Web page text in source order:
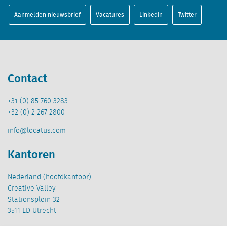
Aanmelden nieuwsbrief Vacatures Linkedin Twitter
Contact
+31 (0) 85 760 3283
+32 (0) 2 267 2800
info@locatus.com
Kantoren
Nederland (hoofdkantoor)
Creative Valley
Stationsplein 32
3511 ED Utrecht